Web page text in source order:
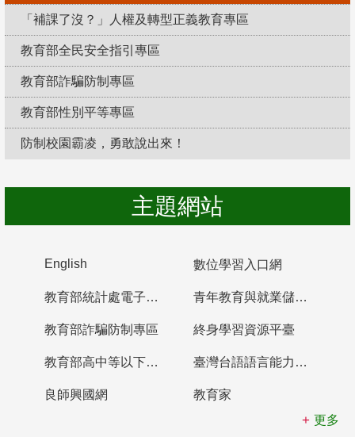
「補課了沒？」人權及轉型正義教育專區
教育部全民安全指引專區
教育部詐騙防制專區
教育部性別平等專區
防制校園霸凌，勇敢說出來！
主題網站
English 數位學習入口網
教育部統計處電子書櫃 青年教育與就業儲蓄帳戶
教育部詐騙防制專區 終身學習資源平臺
教育部高中等以下學校及幼兒園教師資格檢定考試 臺灣台語語言能力認證網站
良師興國網
教育家
更多